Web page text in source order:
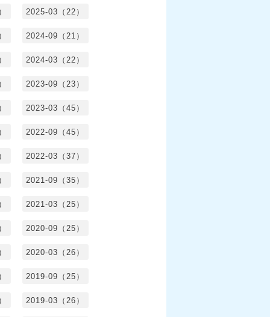
2025-03（22）
2024-09（21）
2024-03（22）
2023-09（23）
2023-03（45）
2022-09（45）
2022-03（37）
2021-09（35）
2021-03（25）
2020-09（25）
2020-03（26）
2019-09（25）
2019-03（26）